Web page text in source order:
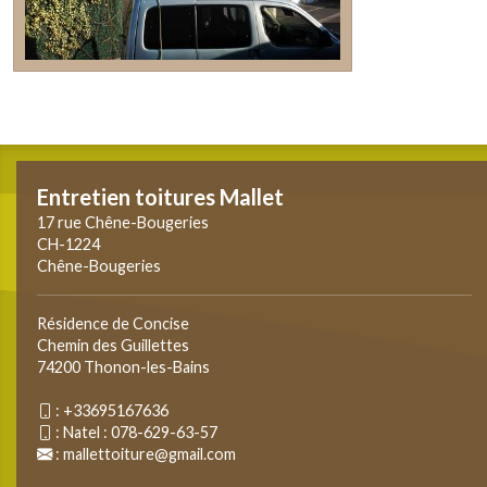
Entretien toitures Mallet
17 rue Chêne-Bougeries
CH-1224
Chêne-Bougeries
Résidence de Concise
Chemin des Guillettes
74200 Thonon-les-Bains
: +33695167636
: Natel : 078-629-63-57
: mallettoiture@gmail.com